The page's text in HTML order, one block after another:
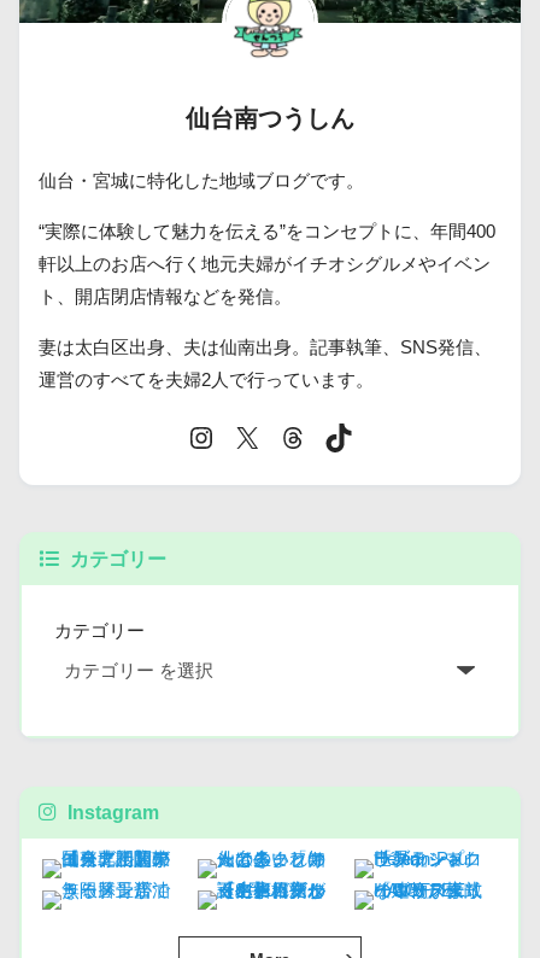
仙台南つうしん
仙台・宮城に特化した地域ブログです。
“実際に体験して魅力を伝える”をコンセプトに、年間400
軒以上のお店へ行く地元夫婦がイチオシグルメやイベン
ト、開店閉店情報などを発信。
妻は太白区出身、夫は仙南出身。記事執筆、SNS発信、
運営のすべてを夫婦2人で行っています。
カテゴリー
カテゴリー
Instagram